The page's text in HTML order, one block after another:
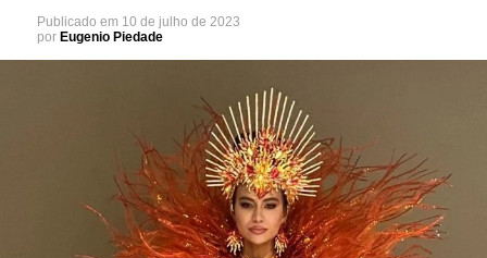
Publicado em 10 de julho de 2023
por Eugenio Piedade